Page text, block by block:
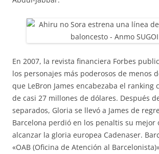
En 2007, la revista financiera Forbes
los personajes más poderosos de menos
que LeBron James encabezaba el ranking
de casi 27 millones de dólares. Después
separados, Gloria se llevó a James de
Barcelona perdió en los penaltis su mejor
alcanzar la gloria europea Cadenaser.
«OAB (Oficina de Atención al